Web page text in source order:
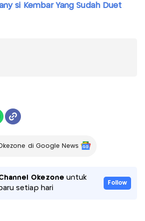
si Kembar Yang Sudah Duet
di Google News
Okezone untuk
setiap hari
Follow